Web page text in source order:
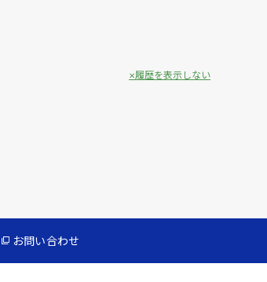
履歴を表示しない
お問い合わせ